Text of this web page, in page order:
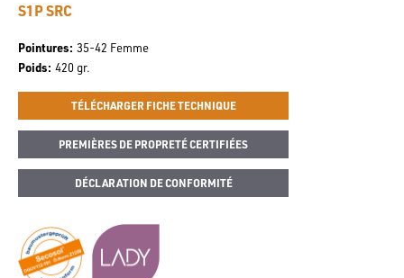
S1P SRC
Pointures 35-42 Femme
Poids 420 gr.
TÉLÉCHARGER FICHE TECHNIQUE
PREMIÈRES DE PROPRETÉ CERTIFIÉES
DÉCLARATION DE CONFORMITÉ